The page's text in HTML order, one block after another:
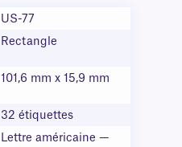
US-77
Rectangle
101,6 mm x 15,9 mm
32 étiquettes
Lettre américaine —